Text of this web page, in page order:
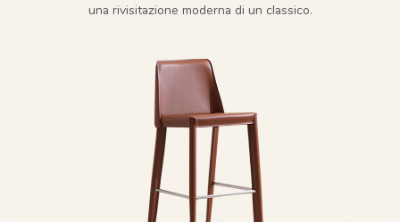
una rivisitazione moderna di un classico.